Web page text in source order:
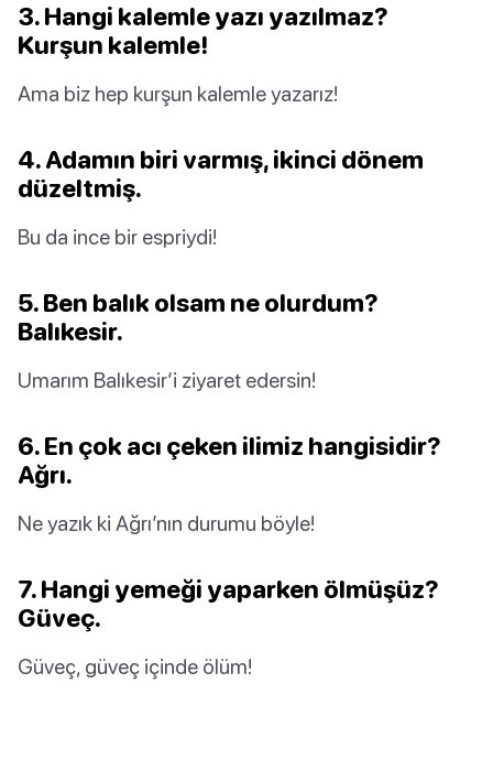
3. Hangi kalemle yazı yazılmaz?
Kurşun kalemle!
Ama biz hep kurşun kalemle yazarız!
4. Adamın biri varmış, ikinci dönem
düzeltmiş.
Bu da ince bir espriydi!
5. Ben balık olsam ne olurdum?
Balıkesir.
Umarım Balıkesir’i ziyaret edersin!
6. En çok acı çeken ilimiz hangisidir?
Ağrı.
Ne yazık ki Ağrı’nın durumu böyle!
7. Hangi yemeği yaparken ölmüşüz?
Güveç.
Güveç, güveç içinde ölüm!